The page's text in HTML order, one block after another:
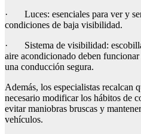
· Luces: esenciales para ver y
condiciones de baja visibilidad.
· Sistema de visibilidad:
aire acondicionado deben
una conducción segura.
Además, los especialistas recalcan
necesario modificar los hábitos de
evitar maniobras bruscas y
vehículos.